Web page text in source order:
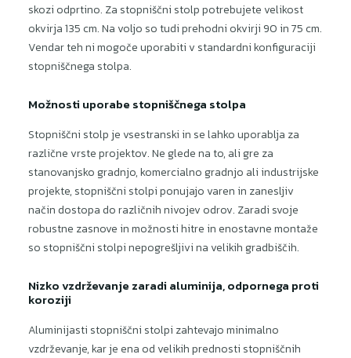
skozi odprtino. Za stopniščni stolp potrebujete velikost
okvirja 135 cm. Na voljo so tudi prehodni okvirji 90 in 75 cm.
Vendar teh ni mogoče uporabiti v standardni konfiguraciji
stopniščnega stolpa.
Možnosti uporabe stopniščnega stolpa
Stopniščni stolp je vsestranski in se lahko uporablja za
različne vrste projektov. Ne glede na to, ali gre za
stanovanjsko gradnjo, komercialno gradnjo ali industrijske
projekte, stopniščni stolpi ponujajo varen in zanesljiv
način dostopa do različnih nivojev odrov. Zaradi svoje
robustne zasnove in možnosti hitre in enostavne montaže
so stopniščni stolpi nepogrešljivi na velikih gradbiščih.
Nizko vzdrževanje zaradi aluminija, odpornega proti
koroziji
Aluminijasti stopniščni stolpi zahtevajo minimalno
vzdrževanje, kar je ena od velikih prednosti stopniščnih